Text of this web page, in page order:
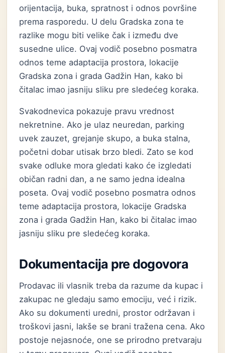
orijentacija, buka, spratnost i odnos površine
prema rasporedu. U delu Gradska zona te
razlike mogu biti velike čak i između dve
susedne ulice. Ovaj vodič posebno posmatra
odnos teme adaptacija prostora, lokacije
Gradska zona i grada Gadžin Han, kako bi
čitalac imao jasniju sliku pre sledećeg koraka.
Svakodnevica pokazuje pravu vrednost
nekretnine. Ako je ulaz neuredan, parking
uvek zauzet, grejanje skupo, a buka stalna,
početni dobar utisak brzo bledi. Zato se kod
svake odluke mora gledati kako će izgledati
običan radni dan, a ne samo jedna idealna
poseta. Ovaj vodič posebno posmatra odnos
teme adaptacija prostora, lokacije Gradska
zona i grada Gadžin Han, kako bi čitalac imao
jasniju sliku pre sledećeg koraka.
Dokumentacija pre dogovora
Prodavac ili vlasnik treba da razume da kupac i
zakupac ne gledaju samo emociju, već i rizik.
Ako su dokumenti uredni, prostor održavan i
troškovi jasni, lakše se brani tražena cena. Ako
postoje nejasnoće, one se prirodno pretvaraju